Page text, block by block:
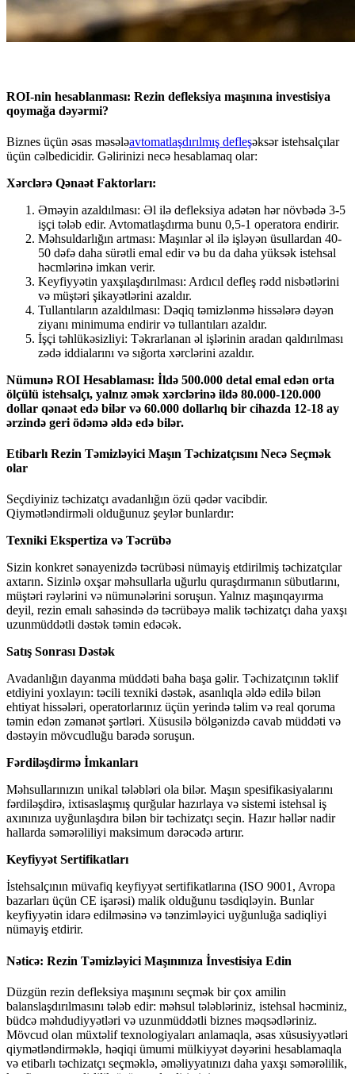
ROI-nin hesablanması: Rezin defleksiya maşınına investisiya
qoymağa dəyərmi?
Biznes üçün əsas məsələavtomatlaşdırılmış defleşəksər istehsalçılar
üçün cəlbedicidir. Gəlirinizi necə hesablamaq olar:
Xərclərə Qənaət Faktorları:
Əməyin azaldılması: Əl ilə defleksiya adətən hər növbədə 3-5
işçi tələb edir. Avtomatlaşdırma bunu 0,5-1 operatora endirir.
Məhsuldarlığın artması: Maşınlar əl ilə işləyən üsullardan 40-
50 dəfə daha sürətli emal edir və bu da daha yüksək istehsal
həcmlərinə imkan verir.
Keyfiyyətin yaxşılaşdırılması: Ardıcıl defleş rədd nisbətlərini
və müştəri şikayətlərini azaldır.
Tullantıların azaldılması: Dəqiq təmizlənmə hissələrə dəyən
ziyanı minimuma endirir və tullantıları azaldır.
İşçi təhlükəsizliyi: Təkrarlanan əl işlərinin aradan qaldırılması
zədə iddialarını və sığorta xərclərini azaldır.
Nümunə ROI Hesablaması: İldə 500.000 detal emal edən orta
ölçülü istehsalçı, yalnız əmək xərclərinə ildə 80.000-120.000
dollar qənaət edə bilər və 60.000 dollarlıq bir cihazda 12-18 ay
ərzində geri ödəmə əldə edə bilər.
Etibarlı Rezin Təmizləyici Maşın Təchizatçısını Necə Seçmək
olar
Seçdiyiniz təchizatçı avadanlığın özü qədər vacibdir.
Qiymətləndirməli olduğunuz şeylər bunlardır:
Texniki Ekspertiza və Təcrübə
Sizin konkret sənayenizdə təcrübəsi nümayiş etdirilmiş təchizatçılar
axtarın. Sizinlə oxşar məhsullarla uğurlu quraşdırmanın sübutlarını,
müştəri rəylərini və nümunələrini soruşun. Yalnız maşınqayırma
deyil, rezin emalı sahəsində də təcrübəyə malik təchizatçı daha yaxşı
uzunmüddətli dəstək təmin edəcək.
Satış Sonrası Dəstək
Avadanlığın dayanma müddəti baha başa gəlir. Təchizatçının təklif
etdiyini yoxlayın: təcili texniki dəstək, asanlıqla əldə edilə bilən
ehtiyat hissələri, operatorlarınız üçün yerində təlim və real qoruma
təmin edən zəmanət şərtləri. Xüsusilə bölgənizdə cavab müddəti və
dəstəyin mövcudluğu barədə soruşun.
Fərdiləşdirmə İmkanları
Məhsullarınızın unikal tələbləri ola bilər. Maşın spesifikasiyalarını
fərdiləşdirə, ixtisaslaşmış qurğular hazırlaya və sistemi istehsal iş
axınınıza uyğunlaşdıra bilən bir təchizatçı seçin. Hazır həllər nadir
hallarda səmərəliliyi maksimum dərəcədə artırır.
Keyfiyyət Sertifikatları
İstehsalçının müvafiq keyfiyyət sertifikatlarına (ISO 9001, Avropa
bazarları üçün CE işarəsi) malik olduğunu təsdiqləyin. Bunlar
keyfiyyətin idarə edilməsinə və tənzimləyici uyğunluğa sadiqliyi
nümayiş etdirir.
Nəticə: Rezin Təmizləyici Maşınınıza İnvestisiya Edin
Düzgün rezin defleksiya maşınını seçmək bir çox amilin
balanslaşdırılmasını tələb edir: məhsul tələbləriniz, istehsal həcminiz,
büdcə məhdudiyyətləri və uzunmüddətli biznes məqsədləriniz.
Mövcud olan müxtəlif texnologiyaları anlamaqla, əsas xüsusiyyətləri
qiymətləndirməklə, həqiqi ümumi mülkiyyət dəyərini hesablamaqla
və etibarlı təchizatçı seçməklə, əməliyyatınızı daha yaxşı səmərəlilik,